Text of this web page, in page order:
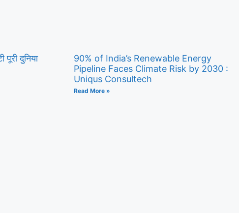
पूरी दुनिया
90% of India’s Renewable Energy
Pipeline Faces Climate Risk by 2030 :
Uniqus Consultech
Read More »